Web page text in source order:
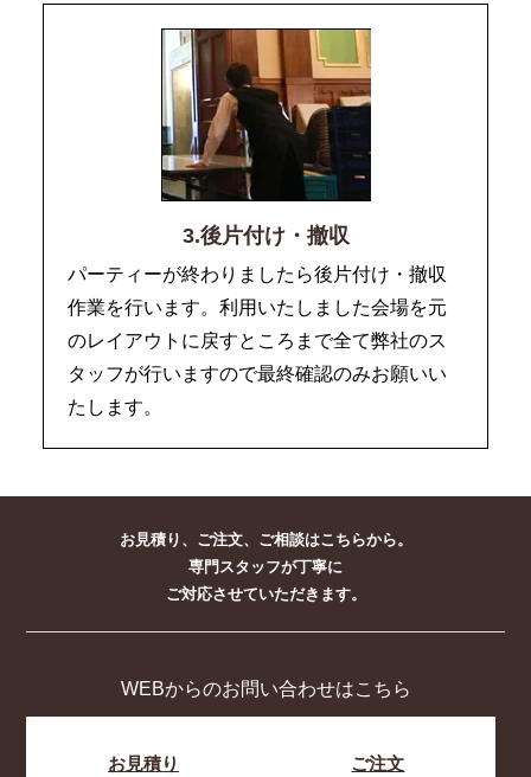
3.後片付け・撤収
パーティーが終わりましたら後片付け・撤収
作業を行います。利用いたしました会場を元
のレイアウトに戻すところまで全て弊社のス
タッフが行いますので最終確認のみお願いい
たします。
お見積り、ご注文、ご相談はこちらから。
専門スタッフが丁寧に
ご対応させていただきます。
WEBからのお問い合わせはこちら
お見積り ご注文